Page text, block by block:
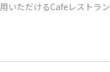
いただけるCafeレストラン